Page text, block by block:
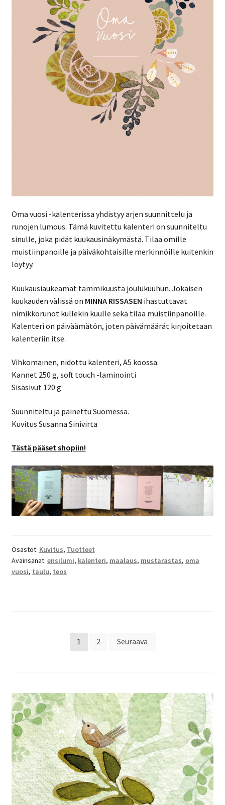
Oma vuosi -kalenterissa yhdistyy arjen suunnittelu ja
runojen lumous. Tämä kuvitettu kalenteri on suunniteltu
sinulle, joka pidät kuukausinäkymästä. Tilaa omille
muistiinpanoille ja päiväkohtaisille merkinnöille kuitenkin
löytyy.
Kuukausiaukeamat tammikuusta joulukuuhun. Jokaisen
kuukauden välissä on MINNA RISSASEN ihastuttavat
nimikkorunot kullekin kuulle sekä tilaa muistiinpanoille.
Kalenteri on päiväämätön, joten päivämäärät kirjoitetaan
kalenteriin itse.
Vihkomainen, nidottu kalenteri, A5 koossa.
Kannet 250 g, soft touch -laminointi
Sisäsivut 120 g
Suunniteltu ja painettu Suomessa.
Kuvitus Susanna Sinivirta
Tästä pääset shopiin!
Osastot: Kuvitus, Tuotteet
Avainsanat: ensilumi, kalenteri, maalaus, mustarastas, oma
vuosi, taulu, teos
Artikkelien1 2 Seuraava